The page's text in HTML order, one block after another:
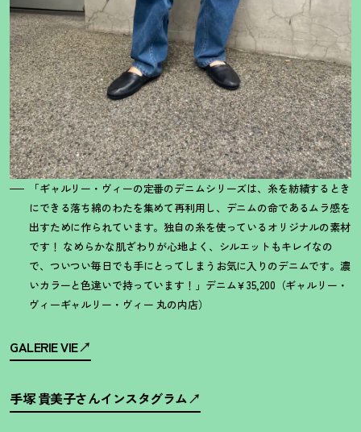
「ギャルリー・ヴィーの定番のデニムシリーズは、糸を紡績するとき
にできる落ち綿のわたを集めて再利用し、デニムの命であるムラ感を
出すために作られています。独自の糸を使っているオリジナルの素材
です ！ なめらかな肌ざわりが心地よく、シルエットもキレイなの
で、ついつい毎日でも手にとってしまうお気に入りのデニムです。濃
いカラーと色違いで持っています ！ 」デニム￥35,200（ギャルリー・
ヴィーギャルリー・ヴィー 丸の内店）
GALERIE VIE
手塚 貴美子さんインスタグラム